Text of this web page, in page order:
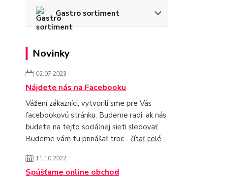
Gastro sortiment
Novinky
02.07.2023
Nájdete nás na Facebooku
Vážení zákazníci, vytvorili sme pre Vás
facebookovú stránku. Budeme radi, ak nás
budete na tejto sociálnej sieti sledovať.
Budeme vám tu prinášať troc... čítať celé
11.10.2022
Spúšťame online obchod